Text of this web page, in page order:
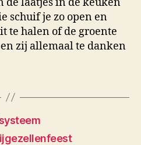
schuif je zo open en
te halen of de groente
zij allemaal te danken